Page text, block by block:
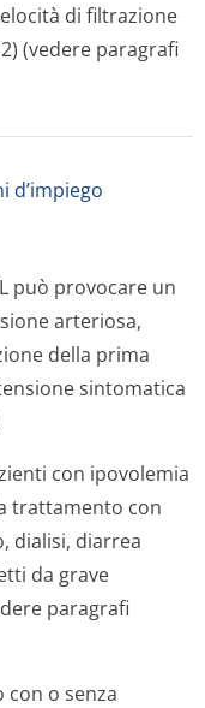
di filtrazione
(vedere paragrafi
d’impiego
può provocare un
arteriosa,
della prima
sintomatica
con ipovolemia
trattamento con
dialisi, diarrea
da grave
paragrafi
con o senza